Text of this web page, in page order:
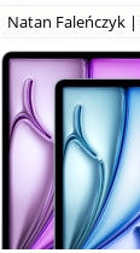
Natan Faleńczyk |